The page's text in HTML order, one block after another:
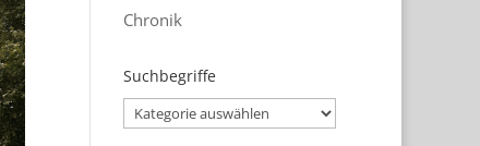
Chronik
Suchbegriffe
Suchbegriffe